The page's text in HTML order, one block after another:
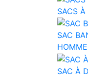
SACS
SAC
SAC À